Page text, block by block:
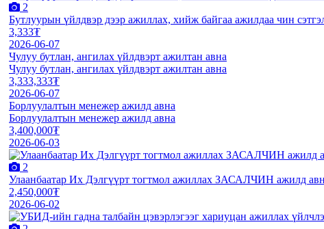
2
Бутлуурын үйлдвэр дээр ажиллах, хийж байгаа ажилдаа чин
3,333₮
2026-06-07
Чулуу бутлан, ангилах үйлдвэрт ажилтан авна
Чулуу бутлан, ангилах үйлдвэрт ажилтан авна
3,333,333₮
2026-06-07
Борлуулалтын менежер ажилд авна
Борлуулалтын менежер ажилд авна
3,400,000₮
2026-06-03
2
Улаанбаатар Их Дэлгүүрт тогтмол ажиллах ЗАСАЛЧИН ажилд
2,450,000₮
2026-06-02